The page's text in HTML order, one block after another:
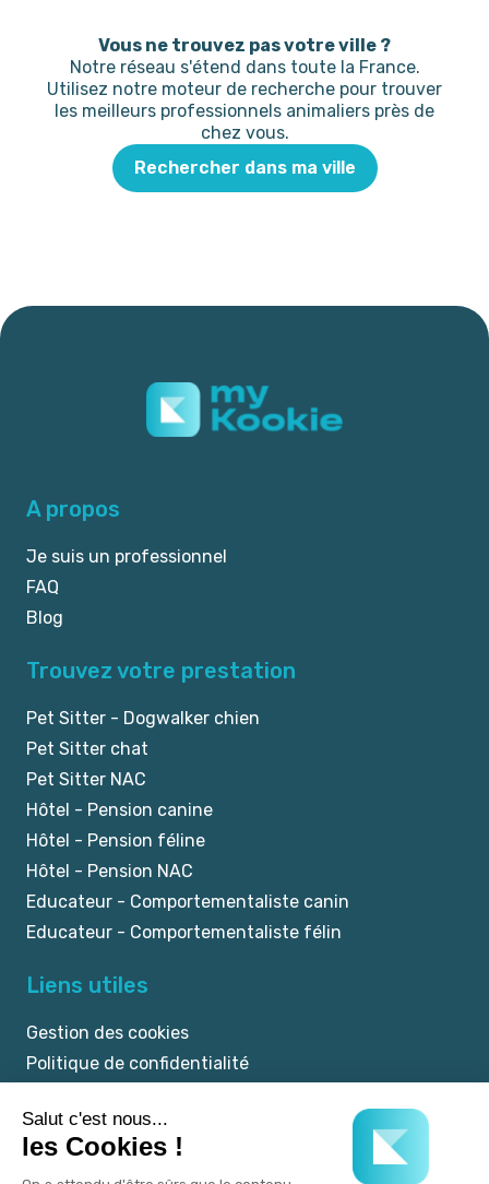
Vous ne trouvez pas votre ville ?
Notre réseau s'étend dans toute la France.
Utilisez notre moteur de recherche pour trouver
les meilleurs professionnels animaliers près de
chez vous.
Rechercher dans ma ville
A propos
Je suis un professionnel
FAQ
Blog
Trouvez votre prestation
Pet Sitter - Dogwalker chien
Pet Sitter chat
Pet Sitter NAC
Hôtel - Pension canine
Hôtel - Pension féline
Hôtel - Pension NAC
Educateur - Comportementaliste canin
Educateur - Comportementaliste félin
Liens utiles
Gestion des cookies
Politique de confidentialité
CGU